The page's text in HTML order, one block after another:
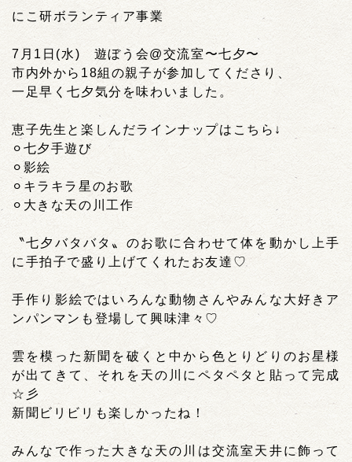
にこ研ボランティア事業
7月1日(水) 遊ぼう会@交流室〜七夕〜
市内外から18組の親子が参加してくださり、
一足早く七夕気分を味わいました。
恵子先生と楽しんだラインナップはこちら↓
⚪︎七夕手遊び
⚪︎影絵
⚪︎キラキラ星のお歌
⚪︎大きな天の川工作
〝七夕バタバタ〟のお歌に合わせて体を動かし上手
に手拍子で盛り上げてくれたお友達♡
手作り影絵ではいろんな動物さんやみんな大好きア
ンパンマンも登場して興味津々♡
雲を模った新聞を破くと中から色とりどりのお星様
が出てきて、それを天の川にペタペタと貼って完成
☆彡
新聞ビリビリも楽しかったね！
みんなで作った大きな天の川は交流室天井に飾って